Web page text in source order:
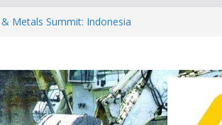
Metals Summit: Indonesia
& Expo 2026
Exhibition 2026